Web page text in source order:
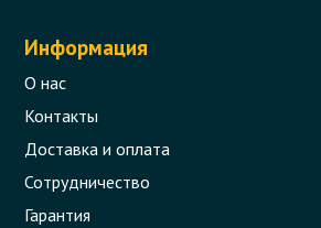
Информация
О нас
Контакты
Доставка и оплата
Сотрудничество
Гарантия